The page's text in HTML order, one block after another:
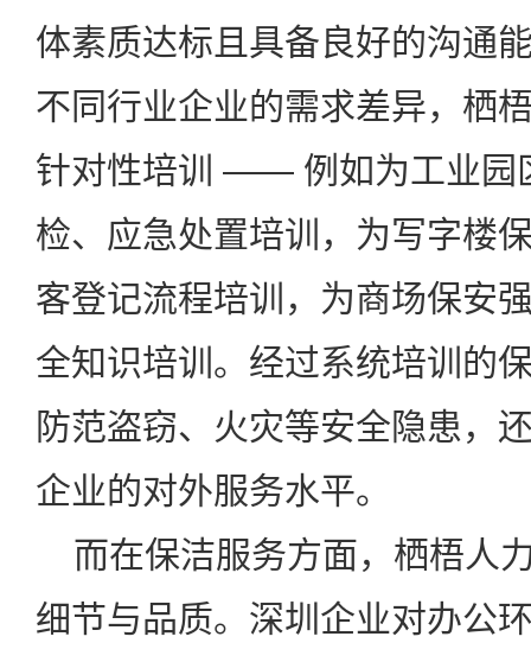
体素质达标且具备良好的沟通
不同行业企业的需求差异，栖
针对性培训 —— 例如为工业园
检、应急处置培训，为写字楼
客登记流程培训，为商场保安
全知识培训。经过系统培训的
防范盗窃、火灾等安全隐患，
企业的对外服务水平。
而在保洁服务方面，栖梧人
细节与品质。深圳企业对办公